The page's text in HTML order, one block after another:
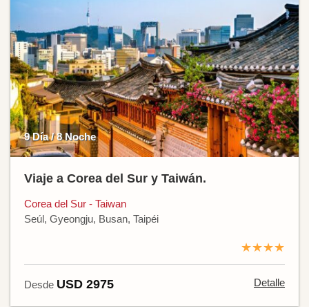
9 Día / 8 Noche
Viaje a Corea del Sur y Taiwán.
Corea del Sur - Taiwan
Seúl, Gyeongju, Busan, Taipéi
★★★★
Desde USD 2975 Detalle